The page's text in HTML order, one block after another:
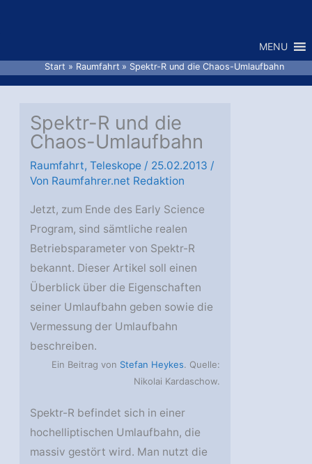
MENU
Start Raumfahrt Spektr-R und die Chaos-Umlaufbahn
Spektr-R und die
Chaos-Umlaufbahn
Raumfahrt,Teleskope / 25.02.2013 /
Von Raumfahrer.net Redaktion
Jetzt, zum Ende des Early Science
Program, sind sämtliche realen
Betriebsparameter von Spektr-R
bekannt. Dieser Artikel soll einen
Überblick über die Eigenschaften
seiner Umlaufbahn geben sowie die
Vermessung der Umlaufbahn
beschreiben.
Ein Beitrag von Stefan Heykes. Quelle:
Nikolai Kardaschow.
Spektr-R befindet sich in einer
hochelliptischen Umlaufbahn, die
massiv gestört wird. Man nutzt die